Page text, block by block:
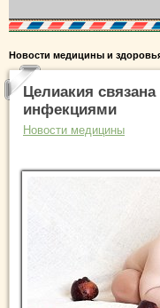
Новости медицины и
Целиакия
инфекциями
Новости медицины